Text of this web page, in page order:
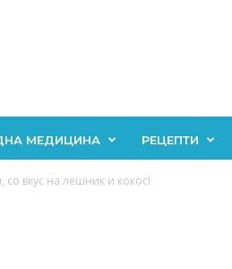
МЕДИЦИНА РЕЦЕПТИ
со вкус на лешник и кокос!